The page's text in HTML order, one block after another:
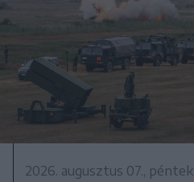
2026. augusztus 07., péntek